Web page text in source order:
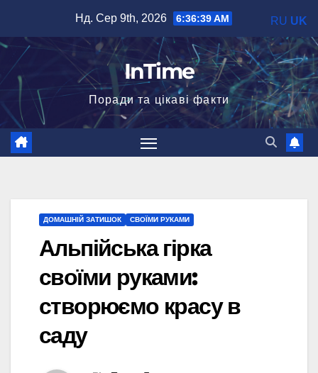
вмісту
Нд. Сер 9th, 2026 6:36:40 AM
InTime
Поради та цікаві факти
ДОМАШНІЙ ЗАТИШОК СВОЇМИ РУКАМИ
Альпійська гірка
своїми руками:
створюємо красу в
саду
RU UK